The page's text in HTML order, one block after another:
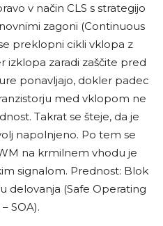
v način CLS s strategijo
zagoni (Continuous
preklopni cikli vklopa z
izklopa zaradi zaščite pred
ponavljajo, dokler padec
med vklopom ne
Takrat se šteje, da je
napolnjeno. Po tem se
na krmilnem vhodu je
signalom. Prednost: Blok
delovanja (Safe Operating
SOA).